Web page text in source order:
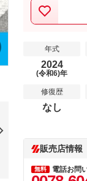
年式
2024
(令和6)年
修復歴
なし
販売店情報
無料 電話お問